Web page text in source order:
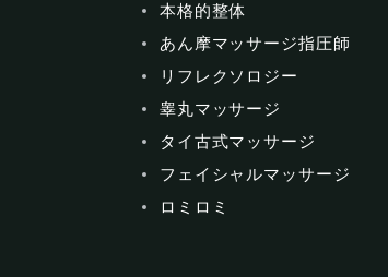
本格的整体
あん摩マッサージ指圧師
リフレクソロジー
睾丸マッサージ
タイ古式マッサージ
フェイシャルマッサージ
ロミロミ